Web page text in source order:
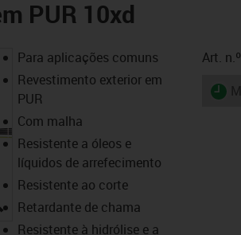
PUR 10xd
igus-icon-lupe
Para aplicações comuns
Revestimento exterior em
PUR
Com malha
Resistente a óleos e
líquidos de arrefecimento
Resistente ao corte
Retardante de chama
Resistente à hidrólise e a
Art. n.º